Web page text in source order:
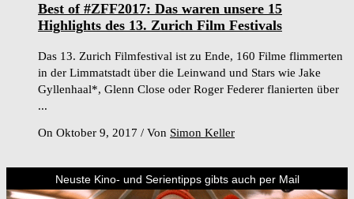
Best of #ZFF2017: Das waren unsere 15
Highlights des 13. Zurich Film Festivals
Das 13. Zurich Filmfestival ist zu Ende, 160 Filme flimmerten
in der Limmatstadt über die Leinwand und Stars wie Jake
Gyllenhaal*, Glenn Close oder Roger Federer flanierten über
...
On Oktober 9, 2017 / Von Simon Keller